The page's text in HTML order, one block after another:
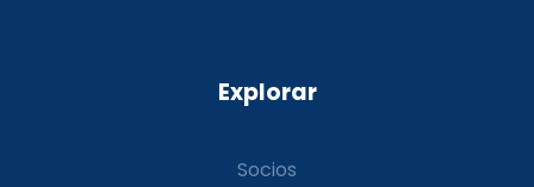
Explorar
Socios